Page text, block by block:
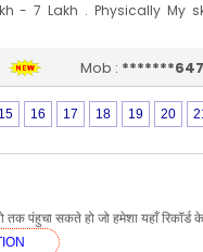
- 7 Lakh . Physically My
07 [06] Jun 2000
Profile
Last Updated ON : 09/06/2026
Mob : *******647
15 16 17 18 19 20
पंहुचा सकते हो जो हमेशा यहाँ रिकॉर्ड